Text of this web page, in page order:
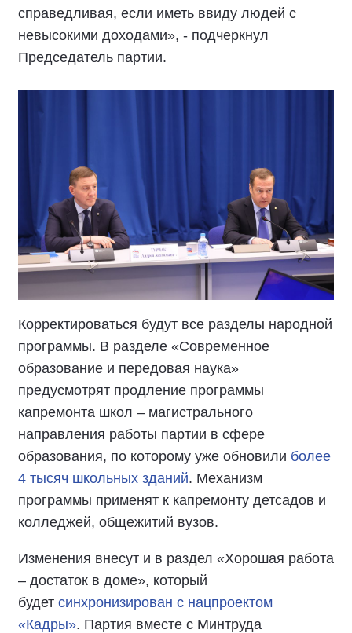
справедливая, если иметь ввиду людей с
невысокими доходами», - подчеркнул
Председатель партии.
Корректироваться будут все разделы народной
программы. В разделе «Современное
образование и передовая наука»
предусмотрят продление программы
капремонта школ – магистрального
направления работы партии в сфере
образования, по которому уже обновили более
4 тысяч школьных зданий. Механизм
программы применят к капремонту детсадов и
колледжей, общежитий вузов.
Изменения внесут и в раздел «Хорошая работа
– достаток в доме», который
будет синхронизирован с нацпроектом
«Кадры». Партия вместе с Минтруда